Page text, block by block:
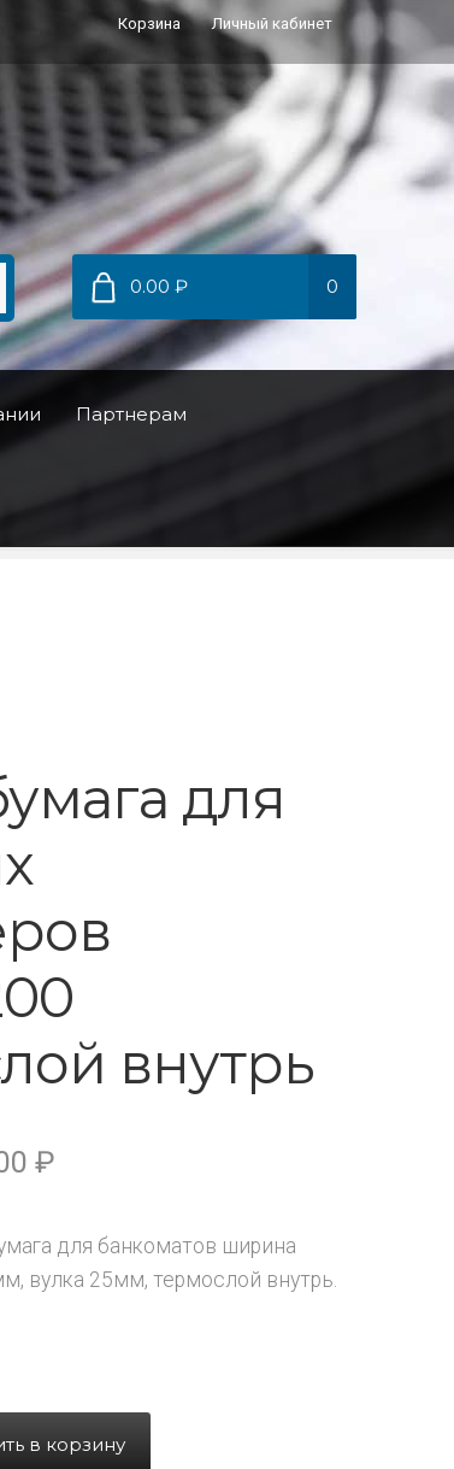
Корзина Личный кабинет
0.00 ₽ 0
Партнерам
для
внутрь
₽
для банкоматов ширина
вулка 25мм, термослой внутрь.
в корзину